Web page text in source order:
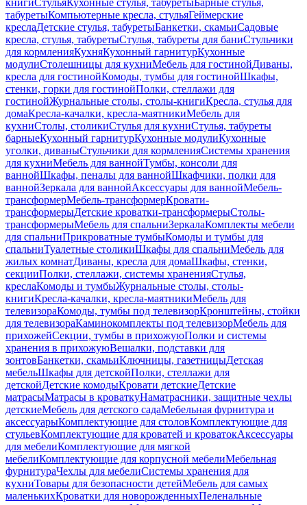
книгиСтульяКухонные стулья, табуретыБарные стулья,
табуретыКомпьютерные кресла, стульяГеймерские
креслаДетские стулья, табуретыБанкетки, скамьиСадовые
кресла, стулья, табуретыСтулья, табуреты для баниСтульчики
для кормленияКухняКухонный гарнитурКухонные
модулиСтолешницы для кухниМебель для гостинойДиваны,
кресла для гостинойКомоды, тумбы для гостинойШкафы,
стенки, горки для гостинойПолки, стеллажи для
гостинойЖурнальные столы, столы-книгиКресла, стулья для
домаКресла-качалки, кресла-маятникиМебель для
кухниСтолы, столикиСтулья для кухниСтулья, табуреты
барныеКухонный гарнитурКухонные модулиКухонные
уголки, диваныСтульчики для кормленияСистемы хранения
для кухниМебель для ваннойТумбы, консоли для
ваннойШкафы, пеналы для ваннойШкафчики, полки для
ваннойЗеркала для ваннойАксессуары для ваннойМебель-
трансформерМебель-трансформерКровати-
трансформерыДетские кроватки-трансформерыСтолы-
трансформерыМебель для спальниЗеркалаКомплекты мебели
для спальниПрикроватные тумбыКомоды и тумбы для
спальниТуалетные столикиШкафы для спальниМебель для
жилых комнатДиваны, кресла для домаШкафы, стенки,
секцииПолки, стеллажи, системы храненияСтулья,
креслаКомоды и тумбыЖурнальные столы, столы-
книгиКресла-качалки, кресла-маятникиМебель для
телевизораКомоды, тумбы под телевизорКронштейны, стойки
для телевизораКаминокомплекты под телевизорМебель для
прихожейСекции, тумбы в прихожуюПолки и системы
хранения в прихожуюВешалки, подставки для
зонтовБанкетки, скамьиКлючницы, газетницыДетская
мебельШкафы для детскойПолки, стеллажи для
детскойДетские комодыКровати детскиеДетские
матрасыМатрасы в кроваткуНаматрасники, защитные чехлы
детскиеМебель для детского садаМебельная фурнитура и
аксессуарыКомплектующие для столовКомплектующие для
стульевКомплектующие для кроватей и кроватокАксессуары
для мебелиКомплектующие для мягкой
мебелиКомплектующие для корпусной мебелиМебельная
фурнитураЧехлы для мебелиСистемы хранения для
кухниТовары для безопасности детейМебель для самых
маленькихКроватки для новорожденныхПеленальные